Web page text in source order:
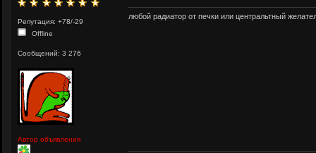
Репутация: +78/-29
Offline
Сообщений: 3 276
Автор объявления
любой радиатор от печки или центральтный